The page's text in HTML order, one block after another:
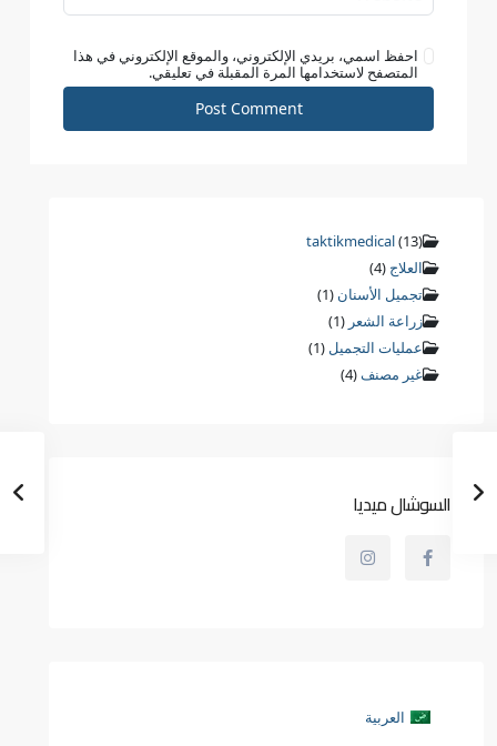
احفظ اسمي، بريدي الإلكتروني، والموقع الإلكتروني في هذا
المتصفح لاستخدامها المرة المقبلة في تعليقي.
taktikmedical(13)
العلاج (4)
تجميل الأسنان (1)
زراعة الشعر (1)
عمليات التجميل (1)
غير مصنف(4)
السوشال ميديا
العربية